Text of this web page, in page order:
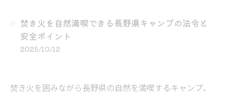
焚き火を自然満喫できる長野県キャンプの法令と
安全ポイント
2025/10/12
焚き火を囲みながら長野県の自然を満喫するキャンプ、